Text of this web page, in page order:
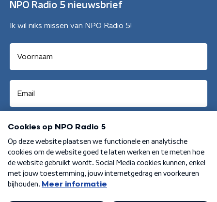
NPO Radio 5 nieuwsbrief
Ik wil niks missen van NPO Radio 5!
Aanmelden
Algemene voorwaarden